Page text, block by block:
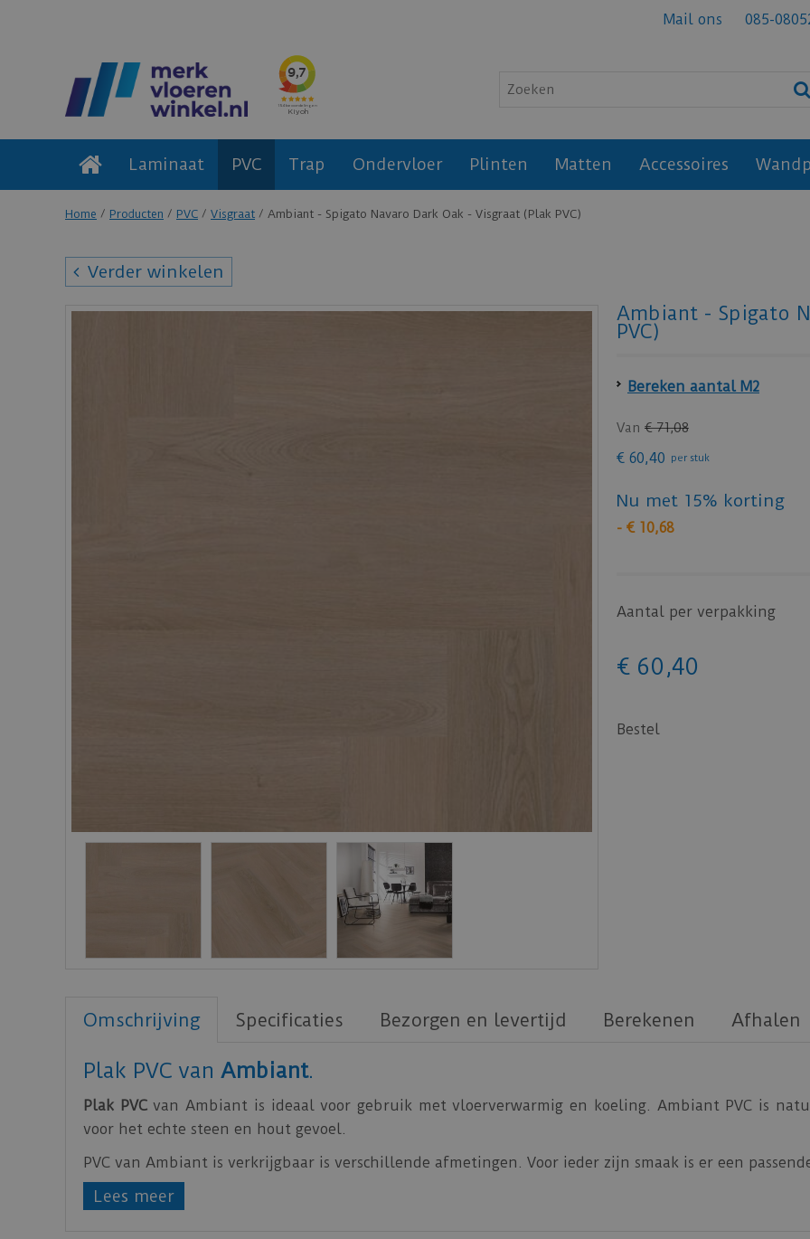
Home Producten PVC Visgraat Ambiant - Spigato Navaro Dark Oak - Visgraat (Plak PVC)
Mail ons 085-
Laminaat PVC Trap Ondervloer Plinten Matten Accessoires
Verder winkelen
Ambiant - Spigato
PVC)
Bereken aantal M2
Van € 71,08
€ 60,40 per stuk
Nu met 15% korting
- € 10,68
Aantal per verpakking
€ 60 ,40
Bestel
Omschrijving Specificaties Bezorgen en levertijd Berekenen Afhalen
Plak PVC van Ambiant.
Plak PVCvan Ambiant is ideaal voor gebruik met vloerverwarmig en koeling. Ambiant PVC is
voor het echte steen en hout gevoel.
PVC van Ambiant is verkrijgbaar is verschillende afmetingen. Voor ieder zijn smaak is er een
Zorg voor een egale ondervloer, hierdoor zal de vloer feilloos te plakken zijn.
Lees meer